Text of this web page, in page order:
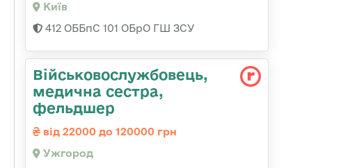
Київ
412 ОББпС 101 ОБрО ГШ ЗСУ
Військовослужбовець,
медична сестра,
фельдшер
від 22000 до 120000 грн
Ужгород